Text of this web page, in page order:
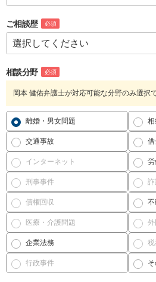
ご相談歴 必須
相談分野 必須
岡本 健佑弁護士が対応可能な分野のみ選択
離婚・男女問題
交通事故
インターネット
刑事事件
債権回収
医療・介護問題
企業法務
行政事件